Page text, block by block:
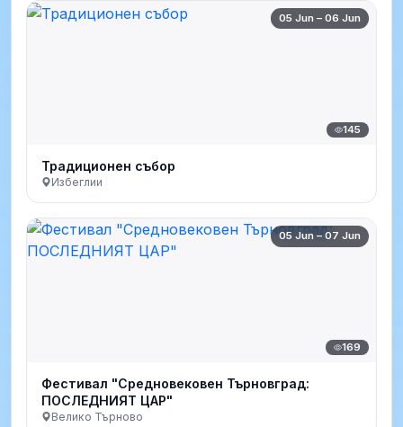
05 Jun – 06 Jun
145
Традиционен събор
Избеглии
05 Jun – 07 Jun
169
Фестивал "Средновековен Търновград:
ПОСЛЕДНИЯТ ЦАР"
Велико Търново